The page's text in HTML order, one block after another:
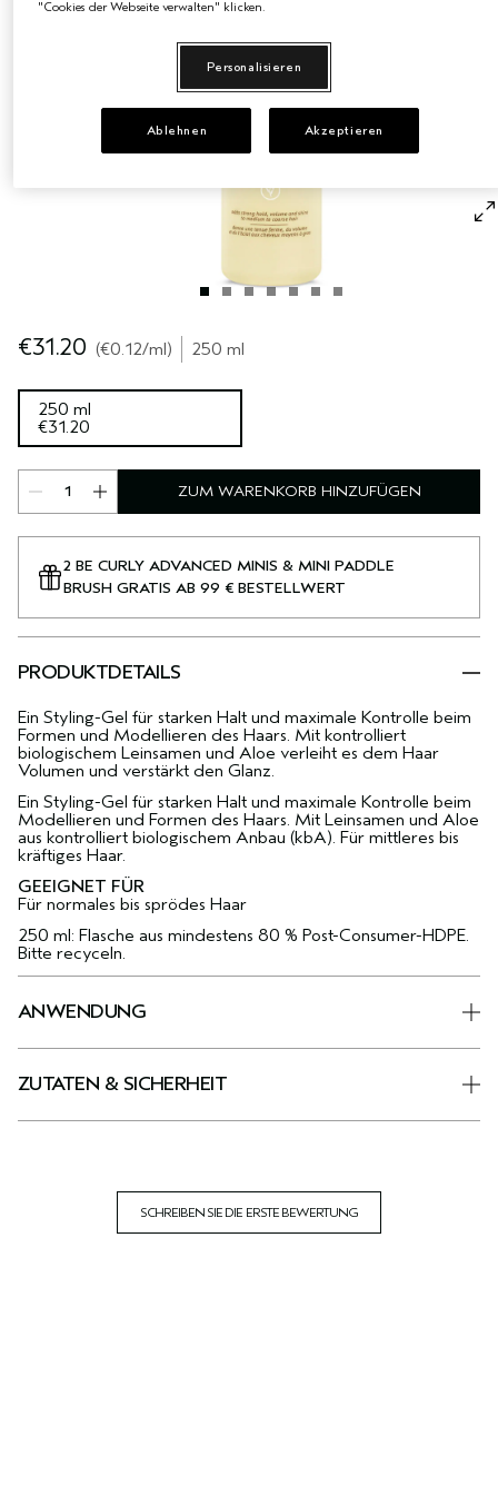
EMPFINDLICHE KOPFHAUT
PURE ABUNDANCE
ALLE KOLLEKTIONEN
€31.20 €0.12/ml 250 ml
250 ml
€31.20
ZUM WARENKORB HINZUFÜGEN
2 BE CURLY ADVANCED MINIS & MINI PADDLE
BRUSH GRATIS AB 99 € BESTELLWERT
PRODUKTDETAILS
Ein Styling-Gel für starken Halt und maximale Kontrolle beim
Formen und Modellieren des Haars. Mit kontrolliert
biologischem Leinsamen und Aloe verleiht es dem Haar
Volumen und verstärkt den Glanz.
Ein Styling-Gel für starken Halt und maximale Kontrolle beim
Modellieren und Formen des Haars. Mit Leinsamen und Aloe
aus kontrolliert biologischem Anbau (kbA). Für mittleres bis
kräftiges Haar.
GEEIGNET FÜR
Für normales bis sprödes Haar
250 ml: Flasche aus mindestens 80 % Post-Consumer-HDPE.
Bitte recyceln.
ANWENDUNG
ZUTATEN & SICHERHEIT
SCHREIBEN SIE DIE ERSTE BEWERTUNG
"Cookies der Webseite verwalten" klicken.
Personalisieren
Ablehnen Akzeptieren